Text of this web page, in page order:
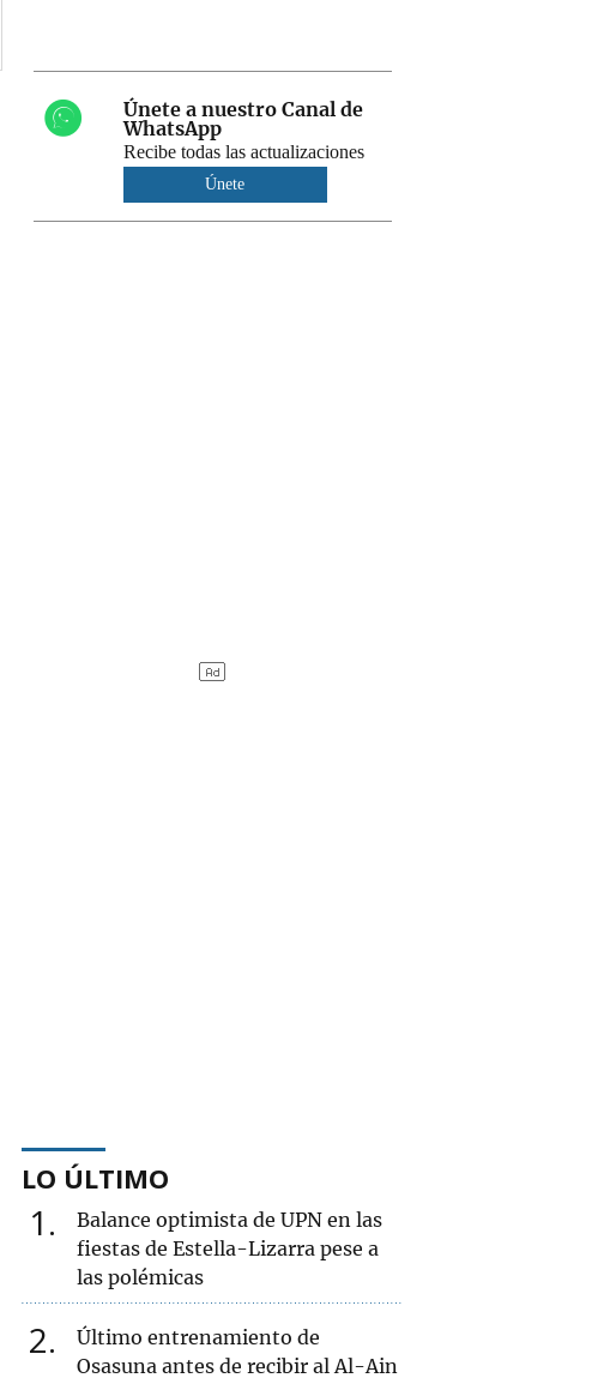
Únete a nuestro Canal de
WhatsApp
Recibe todas las actualizaciones
Únete
LO ÚLTIMO
1
Balance optimista de UPN en las
fiestas de Estella-Lizarra pese a
las polémicas
2
Último entrenamiento de
Osasuna antes de recibir al Al-Ain